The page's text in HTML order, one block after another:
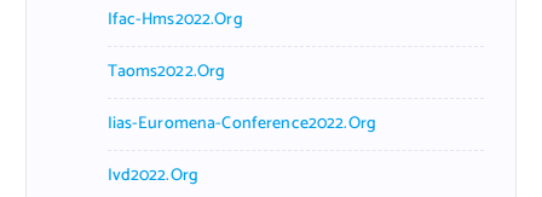
Ifac-Hms2022.org
Taoms2022.org
Iias-Euromena-Conference2022.org
Ivd2022.org